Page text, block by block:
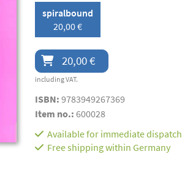
spiralbound
20,00 €
20,00 €
including VAT.
ISBN: 9783949267369
Item no.: 600028
Available for immediate dispatch
Free shipping within Germany